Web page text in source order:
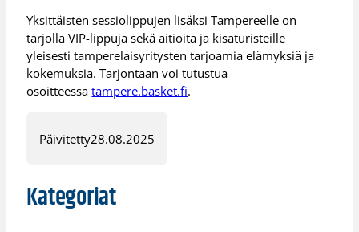
Yksittäisten sessiolippujen lisäksi Tampereelle on
tarjolla VIP-lippuja sekä aitioita ja kisaturisteille
yleisesti tamperelaisyritysten tarjoamia elämyksiä ja
kokemuksia. Tarjontaan voi tutustua
osoitteessatampere.basket.fi.
Päivitetty28.08.2025
Kategoriat